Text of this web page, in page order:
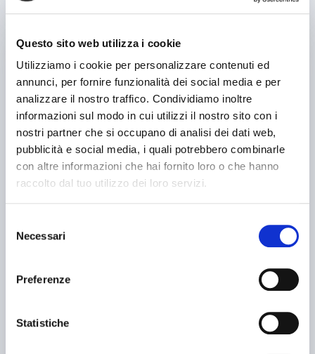
Questo sito web utilizza i cookie
Utilizziamo i cookie per personalizzare contenuti ed
annunci, per fornire funzionalità dei social media e per
analizzare il nostro traffico. Condividiamo inoltre
informazioni sul modo in cui utilizzi il nostro sito con i
nostri partner che si occupano di analisi dei dati web,
pubblicità e social media, i quali potrebbero combinarle
con altre informazioni che hai fornito loro o che hanno
raccolto dal tuo utilizzo dei loro servizi.
delNecessari
Preferenze
Statistiche
ARNO nomo fbf 1500
Localizzazione:
50 idraulico - motori in c.c. - viti a ricircolo di sfere - mandrino
frontale con attacco ISO 50 idraulico - tavola 1500x700 mm - corsa
longitudinale 1200 mm - corsa trasversale 680 mm - corsa